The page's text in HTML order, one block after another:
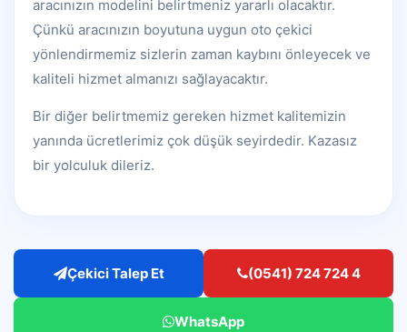
aracınızın modelini belirtmeniz yararlı olacaktır.
Çünkü aracınızın boyutuna uygun oto çekici
yönlendirmemiz sizlerin zaman kaybını önleyecek ve
kaliteli hizmet almanızı sağlayacaktır.
Bir diğer belirtmemiz gereken hizmet kalitemizin
yanında ücretlerimiz çok düşük seyirdedir. Kazasız
bir yolculuk dileriz.
Çekici Talep Et (0541) 724 724 4
WhatsApp